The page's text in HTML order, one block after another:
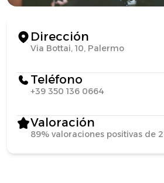
Dirección
Via Bottai, 10, Palermo
Teléfono
+39 350 136 0664
Valoración
89% valoraciones positivas de